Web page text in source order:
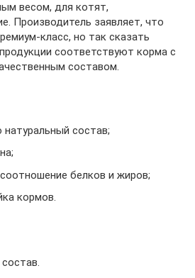
весом, для котят,
Производитель заявляет, что
класс, но так сказать
соответствуют корма с
составом.
натуральный состав;
белков и жиров;
кормов.